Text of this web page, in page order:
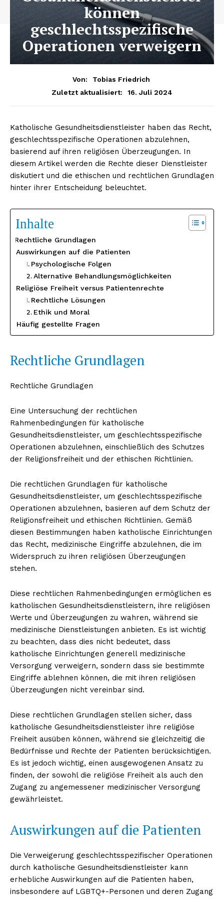
können
geschlechtsspezifische
Operationen verweigern
Von:
Tobias Friedrich
Zuletzt aktualisiert:
16. Juli 2024
Katholische Gesundheitsdienstleister haben das Recht,
geschlechtsspezifische Operationen abzulehnen,
basierend auf ihren religiösen Überzeugungen. In
diesem Artikel werden die Rechte dieser Dienstleister
diskutiert und die ethischen und rechtlichen Grundlagen
hinter ihrer Entscheidung beleuchtet.
Inhalte
Rechtliche Grundlagen
Auswirkungen auf die Patienten
Psychologische Folgen
Alternative Behandlungsmöglichkeiten
Religiöse Freiheit versus Patientenrechte
Rechtliche Lösungen
Ethik und Moral
Häufig gestellte Fragen
Rechtliche Grundlagen
Rechtliche Grundlagen
Eine Untersuchung der rechtlichen
Rahmenbedingungen für katholische
Gesundheitsdienstleister, um geschlechtsspezifische
Operationen abzulehnen, einschließlich des Schutzes
der Religionsfreiheit und der ethischen Richtlinien.
Die rechtlichen Grundlagen für katholische
Gesundheitsdienstleister, um geschlechtsspezifische
Operationen abzulehnen, basieren auf dem Schutz der
Religionsfreiheit und ethischen Richtlinien. Gemäß
diesen Bestimmungen haben katholische Einrichtungen
das Recht, medizinische Eingriffe abzulehnen, die im
Widerspruch zu ihren religiösen Überzeugungen
stehen.
Diese rechtlichen Rahmenbedingungen ermöglichen es
katholischen Gesundheitsdienstleistern, ihre religiösen
Werte und Überzeugungen zu wahren, während sie
medizinische Dienstleistungen anbieten. Es ist wichtig
zu beachten, dass dies nicht bedeutet, dass
katholische Einrichtungen generell medizinische
Versorgung verweigern, sondern dass sie bestimmte
Eingriffe ablehnen können, die mit ihren religiösen
Überzeugungen nicht vereinbar sind.
Diese rechtlichen Grundlagen stellen sicher, dass
katholische Gesundheitsdienstleister ihre religiöse
Freiheit ausüben können, während sie gleichzeitig die
Bedürfnisse und Rechte der Patienten berücksichtigen.
Es ist jedoch wichtig, einen ausgewogenen Ansatz zu
finden, der sowohl die religiöse Freiheit als auch den
Zugang zu angemessener medizinischer Versorgung
gewährleistet.
Auswirkungen auf die Patienten
Die Verweigerung geschlechtsspezifischer Operationen
durch katholische Gesundheitsdienstleister kann
erhebliche Auswirkungen auf die Patienten haben,
insbesondere auf LGBTQ+-Personen und deren Zugang